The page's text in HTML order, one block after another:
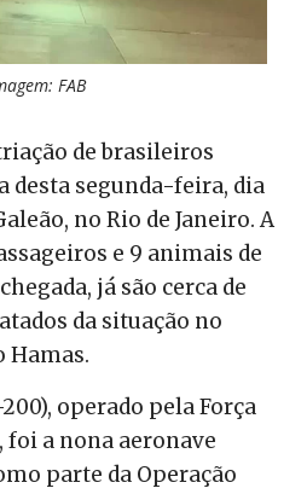
FAB
de brasileiros
desta segunda-feira, dia
no Rio de Janeiro. A
e 9 animais de
já são cerca de
da situação no
Hamas.
operado pela Força
foi a nona aeronave
parte da Operação